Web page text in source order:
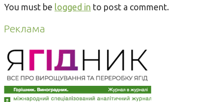
You must be logged in to post a comment.
Реклама